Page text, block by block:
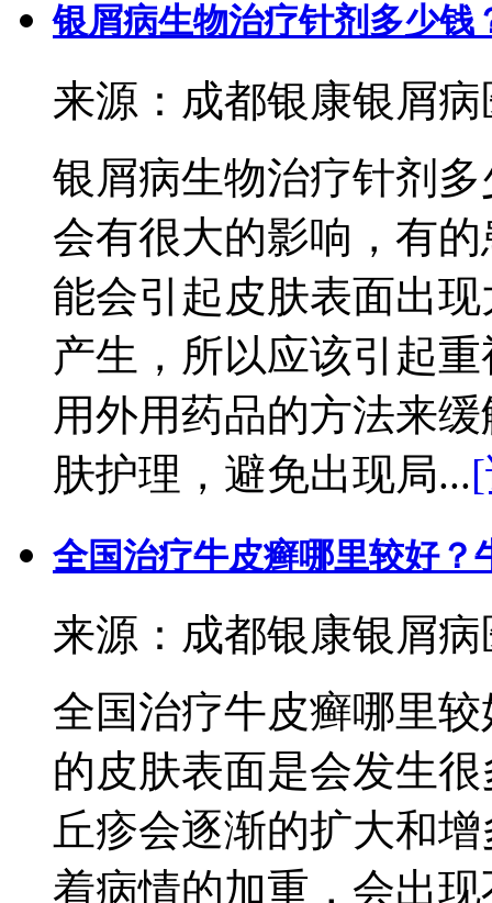
银屑病生物治疗针剂多少钱
来源：成都银康银屑
银屑病生物治疗针剂
会有很大的影响，有
能会引起皮肤表面出
产生，所以应该引起
用外用药品的方法来
肤护理，避免出现局...
全国治疗牛皮癣哪里较好？
来源：成都银康银屑
全国治疗牛皮癣哪里
的皮肤表面是会发生
丘疹会逐渐的扩大和
着病情的加重，会出